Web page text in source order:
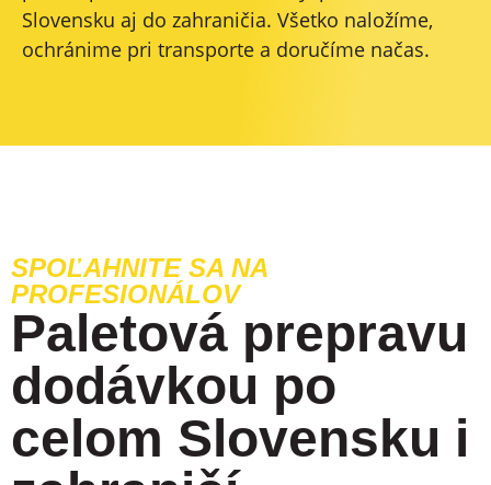
Slovensku aj do zahraničia. Všetko naložíme,
ochránime pri transporte a doručíme načas.
SPOĽAHNITE SA NA
PROFESIONÁLOV
Paletová prepravu
dodávkou po
celom Slovensku i